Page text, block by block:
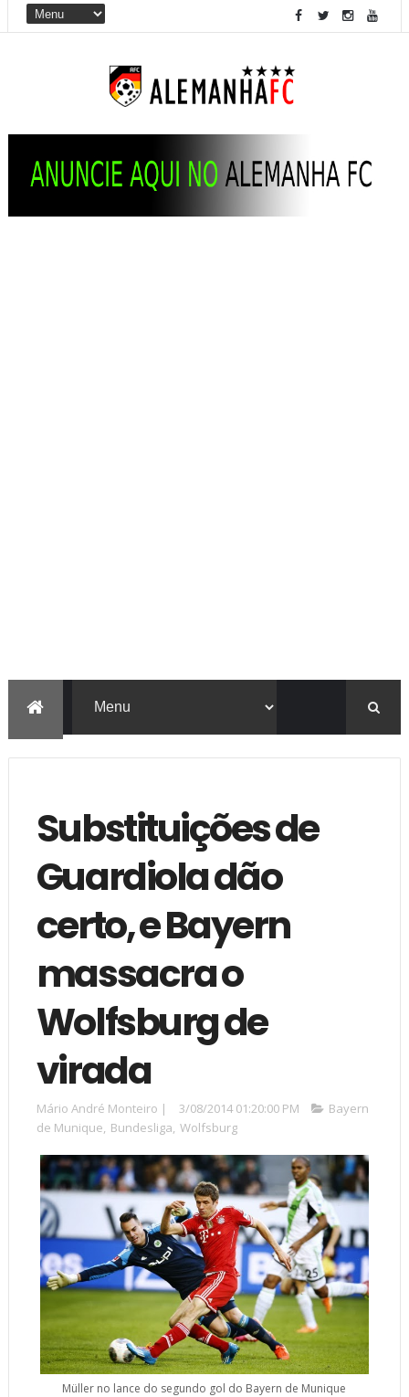
Substituições de
Guardiola dão
certo, e Bayern
massacra o
Wolfsburg de
virada
Mário André Monteiro | 3/08/2014 01:20:00 PM
Bayern
de Munique, Bundesliga, Wolfsburg
Müller no lance do segundo gol do Bayern de Munique